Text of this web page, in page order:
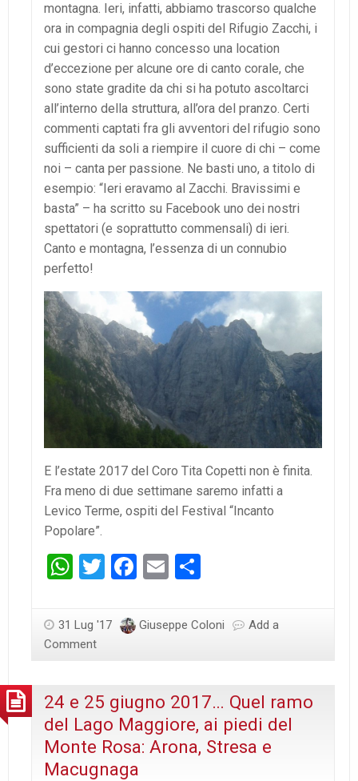
montagna. Ieri, infatti, abbiamo trascorso qualche
ora in compagnia degli ospiti del Rifugio Zacchi, i
cui gestori ci hanno concesso una location
d’eccezione per alcune ore di canto corale, che
sono state gradite da chi si ha potuto ascoltarci
all’interno della struttura, all’ora del pranzo. Certi
commenti captati fra gli avventori del rifugio sono
sufficienti da soli a riempire il cuore di chi – come
noi – canta per passione. Ne basti uno, a titolo di
esempio: “ Ieri eravamo al Zacchi. Bravissimi e
basta” – ha scritto su Facebook uno dei nostri
spettatori (e soprattutto commensali) di ieri.
Canto e montagna, l’essenza di un connubio
perfetto!
E l’estate 2017 del Coro Tita Copetti non è finita.
Fra meno di due settimane saremo infatti a
Levico Terme, ospiti del Festival “Incanto
Popolare”.
WhatsApp
Twitter
Facebook
Email
31 Lug '17 Giuseppe Coloni
Add a
Comment
24 e 25 giugno 2017… Quel ramo
del Lago Maggiore, ai piedi del
Monte Rosa: Arona, Stresa e
Macugnaga